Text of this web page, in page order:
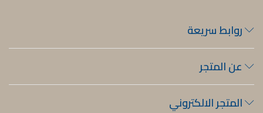
روابط سريعة
عن المتجر
المتجر الالكتروني